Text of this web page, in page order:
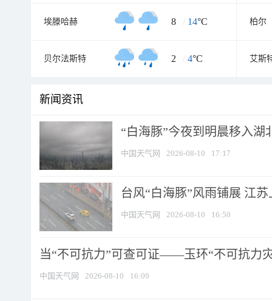
埃滕哈赫 8 / 14°C 柏尔
贝尔法斯特 2 / 4°C 艾斯
新闻资讯
“白海豚”今夜到明晨移入湖
中国天气网 2026-08-10 17:17
台风“白海豚”风雨铺展 江
中国天气网 2026-08-10 16:50
当“不可抗力”可查可证——玉环“不可抗力
中国天气网 2026-08-10 16:09